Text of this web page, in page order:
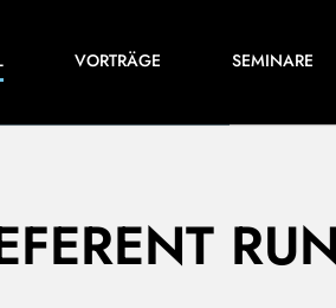
VORTRÄGE SEMINARE
vieles mehr.